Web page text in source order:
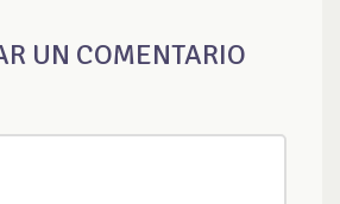
UN COMENTARIO